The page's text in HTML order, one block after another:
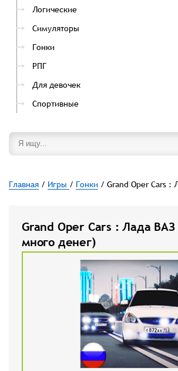
Логические
Симуляторы
Гонки
РПГ
Для девочек
Спортивные
Главная / Игры / Гонки / Grand Oper Cars :
Grand Oper Cars : Лада
много денег)